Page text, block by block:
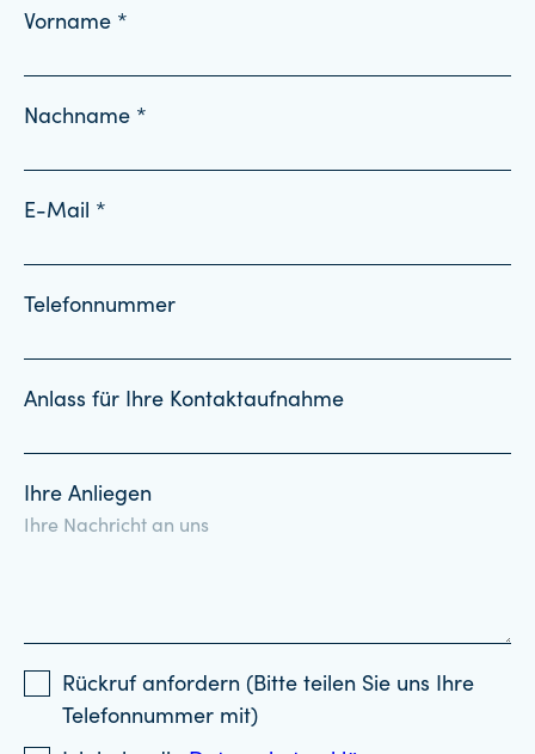
Vorname *
Nachname *
E-Mail *
Telefonnummer
Anlass für Ihre Kontaktaufnahme
Ihre Anliegen
Rückruf anfordern (Bitte teilen Sie uns Ihre
Telefonnummer mit)